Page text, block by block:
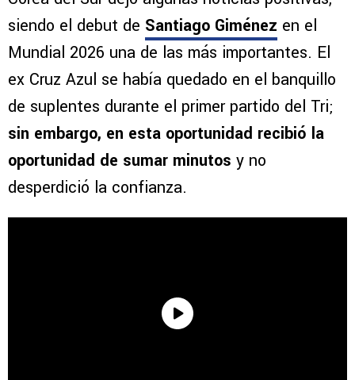
siendo el debut de Santiago Giménez en el
Mundial 2026 una de las más importantes. El
ex Cruz Azul se había quedado en el banquillo
de suplentes durante el primer partido del Tri;
sin embargo, en esta oportunidad recibió la
oportunidad de sumar minutos y no
desperdició la confianza.